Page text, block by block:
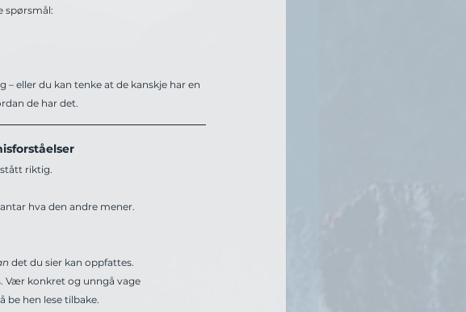
spørsmål:
– eller du kan tenke at de kanskje har en
de har det.
riktig.
hva den andre mener.
det du sier kan oppfattes.
Vær konkret og unngå vage
hen lese tilbake.